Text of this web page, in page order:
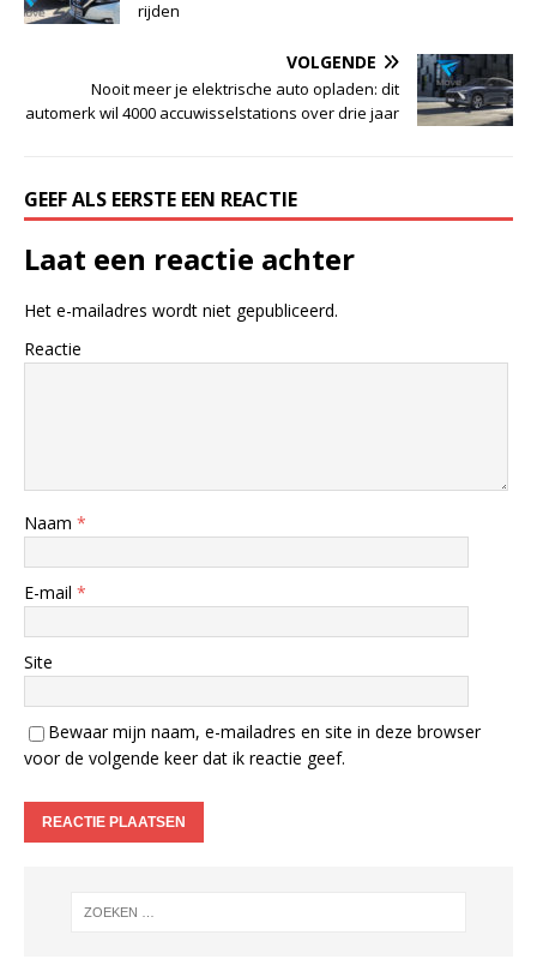
rijden
VOLGENDE
Nooit meer je elektrische auto opladen: dit
automerk wil 4000 accuwisselstations over drie jaar
GEEF ALS EERSTE EEN REACTIE
Laat een reactie achter
Het e-mailadres wordt niet gepubliceerd.
Reactie
Naam *
E-mail *
Site
Bewaar mijn naam, e-mailadres en site in deze browser
voor de volgende keer dat ik reactie geef.